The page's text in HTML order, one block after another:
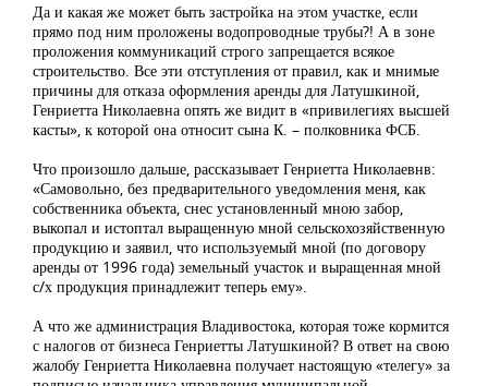
Да и какая же может быть застройка на этом участке, если
прямо под ним проложены водопроводные трубы?! А в зоне
проложения коммуникаций строго запрещается всякое
строительство. Все эти отступления от правил, как и мнимые
причины для отказа оформления аренды для Латушкиной,
Генриетта Николаевна опять же видит в «привилегиях высшей
касты», к которой она относит сына К. – полковника ФСБ.
Что произошло дальше, рассказывает Генриетта Николаевнв:
«Самовольно, без предварительного уведомления меня, как
собственника объекта, снес установленный мною забор,
выкопал и истоптал выращенную мной сельскохозяйственную
продукцию и заявил, что используемый мной (по договору
аренды от 1996 года) земельный участок и выращенная мной
с/х продукция принадлежит теперь ему».
А что же администрация Владивостока, которая тоже кормится
с налогов от бизнеса Генриетты Латушкиной? В ответ на свою
жалобу Генриетта Николаевна получает настоящую «телегу» за